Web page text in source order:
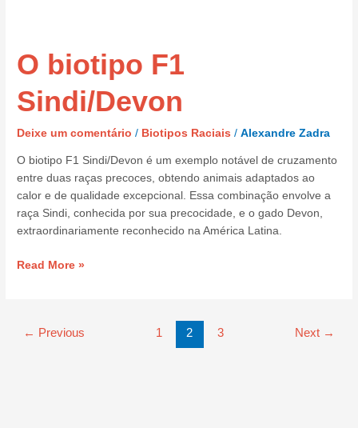
O biotipo F1
Sindi/Devon
Deixe um comentário / Biotipos Raciais /Alexandre Zadra
O biotipo F1 Sindi/Devon é um exemplo notável de cruzamento
entre duas raças precoces, obtendo animais adaptados ao
calor e de qualidade excepcional. Essa combinação envolve a
raça Sindi, conhecida por sua precocidade, e o gado Devon,
extraordinariamente reconhecido na América Latina.
F1
Sindi/Devon
Read More »
← Previous 1 2 3 Next →